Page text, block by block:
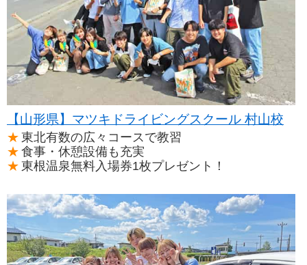
【山形県】マツキドライビングスクール 村山校
東北有数の広々コースで教習
食事・休憩設備も充実
東根温泉無料入場券1枚プレゼント！